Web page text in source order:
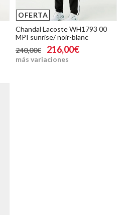
OFERTA
Chandal Lacoste WH1793 00
MPI sunrise/ noir-blanc
240,00€
216,00€
más variaciones